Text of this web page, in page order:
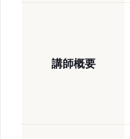
講師概要